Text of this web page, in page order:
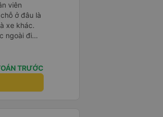
viên
ở đâu là
xe khác.
ngoài đi
TRƯỚC